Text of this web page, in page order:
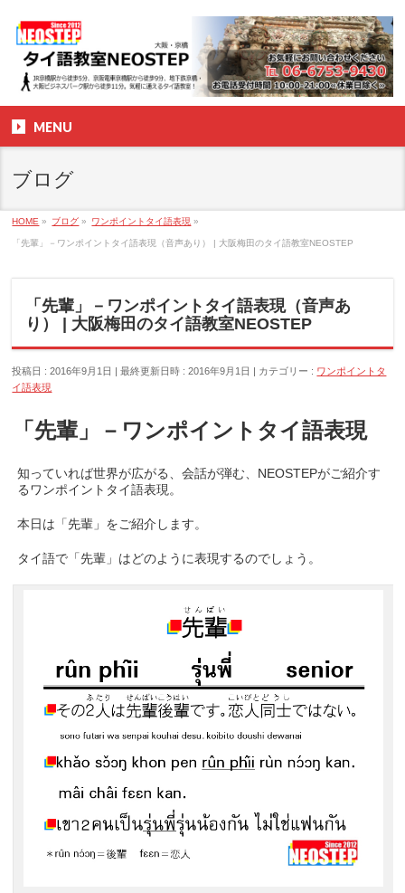
MENU
ブログ
HOME » ブログ » ワンポイントタイ語表現 »
「先輩」－ワンポイントタイ語表現（音声あり） | 大阪梅田のタイ語教室NEOSTEP
「先輩」－ワンポイントタイ語表現（音声あ
り） | 大阪梅田のタイ語教室NEOSTEP
投稿日 : 2016年9月1日 最終更新日時 : 2016年9月1日 カテゴリー : ワンポイントタ
イ語表現
「先輩」－ワンポイントタイ語表現
知っていれば世界が広がる、会話が弾む、NEOSTEPがご紹介す
るワンポイントタイ語表現。
本日は「先輩」をご紹介します。
タイ語で「先輩」はどのように表現するのでしょう。